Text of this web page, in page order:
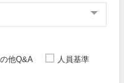
他Q&A
人員基準